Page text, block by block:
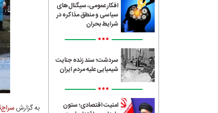
افکار عمومی، سیگنال‌های
سیاسی و منطق مذاکره در
شرایط بحران
•••
سردشت؛ سند زنده جنایت
شیمیایی علیه مردم ایران
•••
امنیت اقتصادی؛ ستون
به گزارشسراج24